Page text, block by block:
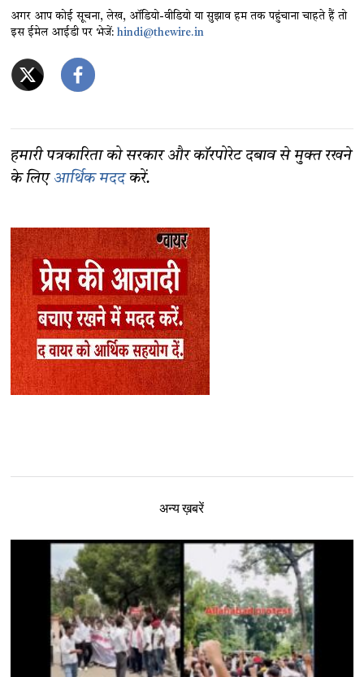
अगर आप कोई सूचना, लेख, ऑडियो-वीडियो या सुझाव हम तक पहुंचाना चाहते हैं तो
इस ईमेल आईडी पर भेजें:hindi@thewire.in
हमारी पत्रकारिता को सरकार और कॉरपोरेट दबाव से मुक्त रखने
के लिए आर्थिक मददकरें.
अन्य ख़बरें